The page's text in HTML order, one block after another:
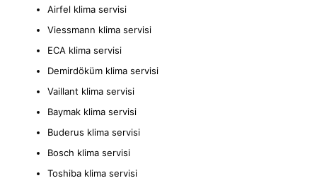
Airfel klima servisi
Viessmann klima servisi
ECA klima servisi
Demirdöküm klima servisi
Vaillant klima servisi
Baymak klima servisi
Buderus klima servisi
Bosch klima servisi
Toshiba klima servisi